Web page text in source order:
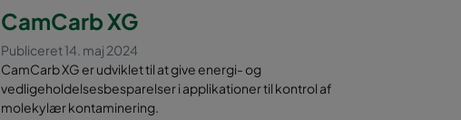
CamCarb XG
Publiceret 14. maj 2024
CamCarb XG er udviklet til at give energi- og
vedligeholdelsesbesparelser i applikationer til kontrol af
molekylær kontaminering.